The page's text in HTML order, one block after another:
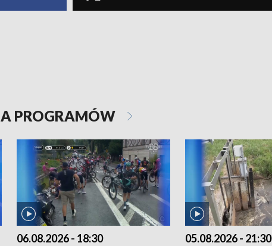
PROGRAMÓW
06.08.2026 - 18:30 05.08.2026 - 21:30